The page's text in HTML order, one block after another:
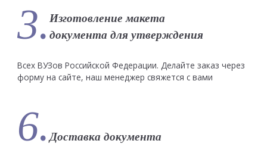
3. Изготовление макета
документа для утверждения
Всех ВУЗов Российской Федерации. Делайте заказ через
форму на сайте, наш менеджер свяжется с вами
6. Доставка документа